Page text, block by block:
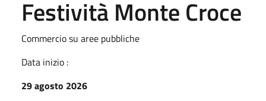
Festività Monte Croce
Commercio su aree pubbliche
Data inizio :
29 agosto 2026